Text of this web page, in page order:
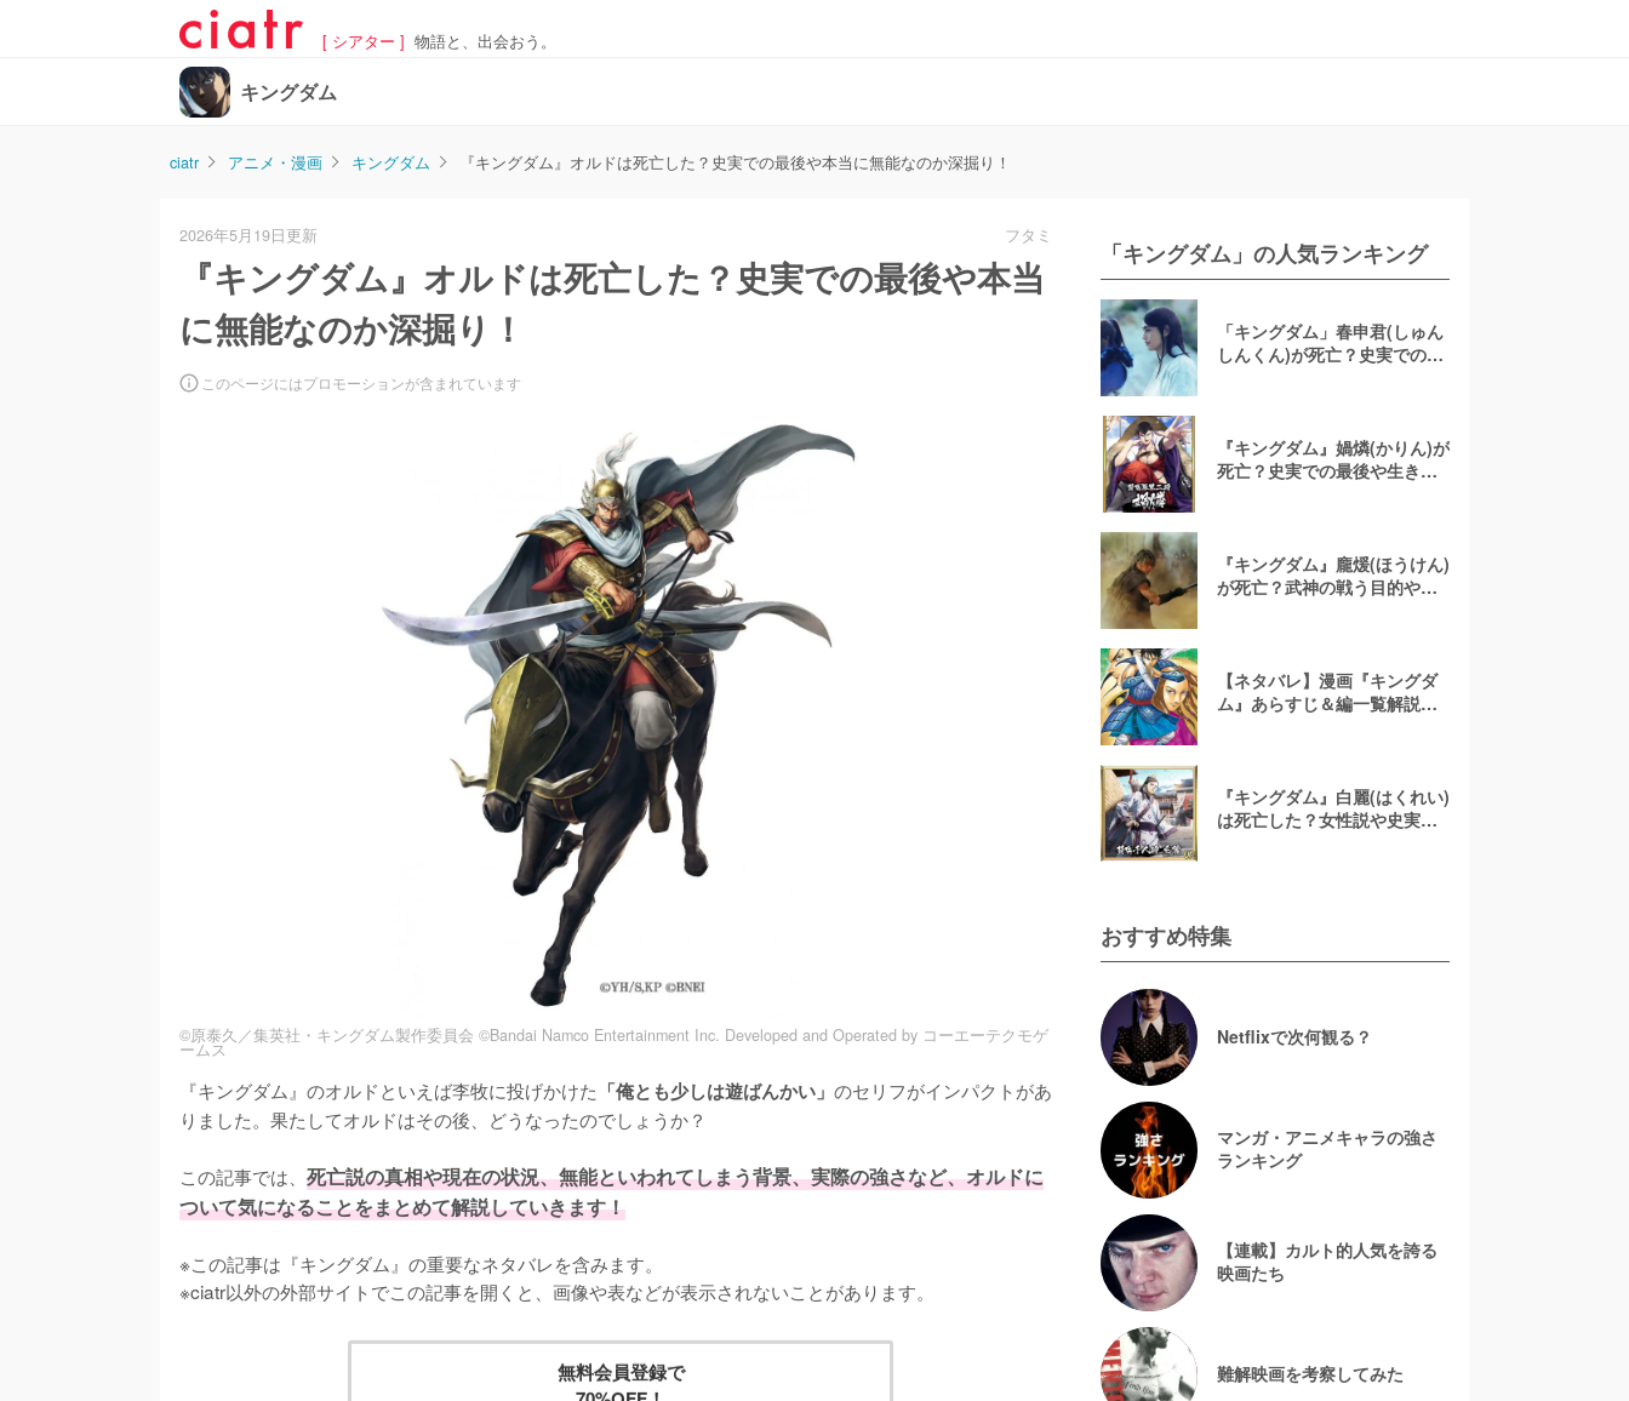
[ シアター ] 物語と、出会おう。
キングダム
ciatr アニメ・漫画 キングダム 『キングダム』オルドは死亡した？史実での最後や本当に無能なのか深掘り！
2026年5月19日更新 フタミ
『キングダム』オルドは死亡した？史実での最後や本当
に無能なのか深掘り！
このページにはプロモーションが含まれています
©原泰久／集英社・キングダム製作委員会 ©Bandai Namco Entertainment Inc. Developed and Operated by コーエーテクモゲ
ームス
『キングダム』のオルドといえば李牧に投げかけた 「俺とも少しは遊ばんかい」 のセリフがインパクトがあ
りました。果たしてオルドはその後、どうなったのでしょうか？
この記事では、 死亡説の真相や現在の状況、無能といわれてしまう背景、実際の強さなど、オルドに
ついて気になることをまとめて解説していきます！
※この記事は『キングダム』の重要なネタバレを含みます。
※ciatr以外の外部サイトでこの記事を開くと、画像や表などが表示されないことがあります。
無料会員登録で
「キングダム」の人気ランキング
「キングダム」春申君(しゅん
しんくん)が死亡？史実での活
『キングダム』媧燐(かりん)が
死亡？史実での最後や生き別
『キングダム』龐煖(ほうけん)
が死亡？武神の戦う目的や両
【ネタバレ】漫画『キングダ
ム』あらすじ＆編一覧解説！
『キングダム』白麗(はくれい)
は死亡した？女性説や史実で
おすすめ特集
Netflixで次何観る？
マンガ・アニメキャラの強さ
ランキング
【連載】カルト的人気を誇る
映画たち
難解映画を考察してみた